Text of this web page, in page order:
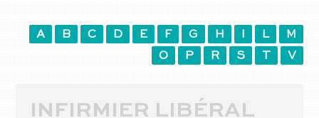
A B C D E F G H L
M
O
P R S T V
INFIRMIER LIBÉRAL